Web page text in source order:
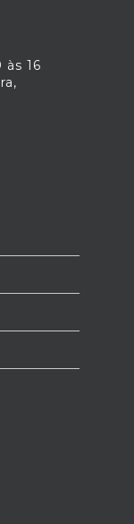
2024 :
ficheiros/
:
images/
16